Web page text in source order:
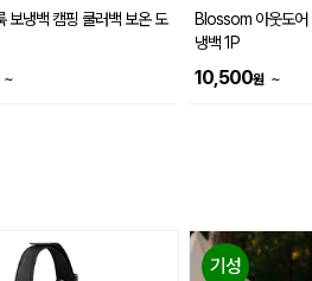
보냉백 캠핑 쿨러백 보온 도
~
Blossom 아웃도어
냉백 1P
10,500원 ~
기성